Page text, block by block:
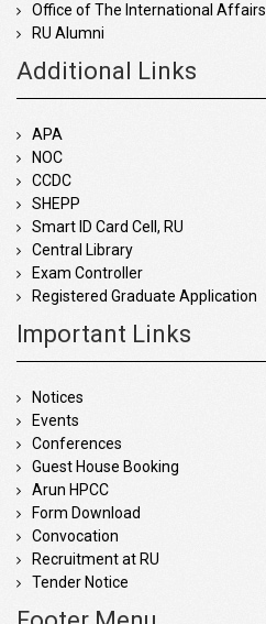
Office of The International Affairs
RU Alumni
Additional Links
APA
NOC
CCDC
SHEPP
Smart ID Card Cell, RU
Central Library
Exam Controller
Registered Graduate Application
Important Links
Notices
Events
Conferences
Guest House Booking
Arun HPCC
Form Download
Convocation
Recruitment at RU
Tender Notice